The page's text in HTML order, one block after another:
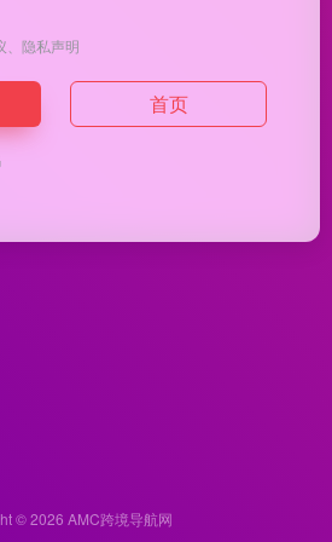
隐私声明
首页
© 2026 AMC跨境导航网